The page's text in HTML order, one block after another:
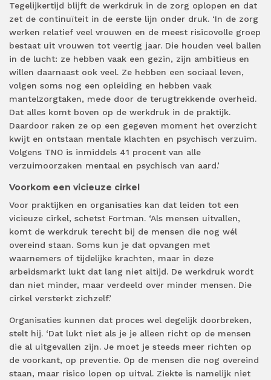
Tegelijkertijd blijft de werkdruk in de zorg oplopen en dat
zet de continuïteit in de eerste lijn onder druk. ‘In de zorg
werken relatief veel vrouwen en de meest risicovolle groep
bestaat uit vrouwen tot veertig jaar. Die houden veel ballen
in de lucht: ze hebben vaak een gezin, zijn ambitieus en
willen daarnaast ook veel. Ze hebben een sociaal leven,
volgen soms nog een opleiding en hebben vaak
mantelzorgtaken, mede door de terugtrekkende overheid.
Dat alles komt boven op de werkdruk in de praktijk.
Daardoor raken ze op een gegeven moment het overzicht
kwijt en ontstaan mentale klachten en psychisch verzuim.
Volgens TNO is inmiddels 41 procent van alle
verzuimoorzaken mentaal en psychisch van aard.’
Voorkom een vicieuze cirkel
Voor praktijken en organisaties kan dat leiden tot een
vicieuze cirkel, schetst Fortman. ‘Als mensen uitvallen,
komt de werkdruk terecht bij de mensen die nog wél
overeind staan. Soms kun je dat opvangen met
waarnemers of tijdelijke krachten, maar in deze
arbeidsmarkt lukt dat lang niet altijd. De werkdruk wordt
dan niet minder, maar verdeeld over minder mensen. Die
cirkel versterkt zichzelf.’
Organisaties kunnen dat proces wel degelijk doorbreken,
stelt hij. ‘Dat lukt niet als je je alleen richt op de mensen
die al uitgevallen zijn. Je moet je steeds meer richten op
de voorkant, op preventie. Op de mensen die nog overeind
staan, maar risico lopen op uitval. Ziekte is namelijk niet